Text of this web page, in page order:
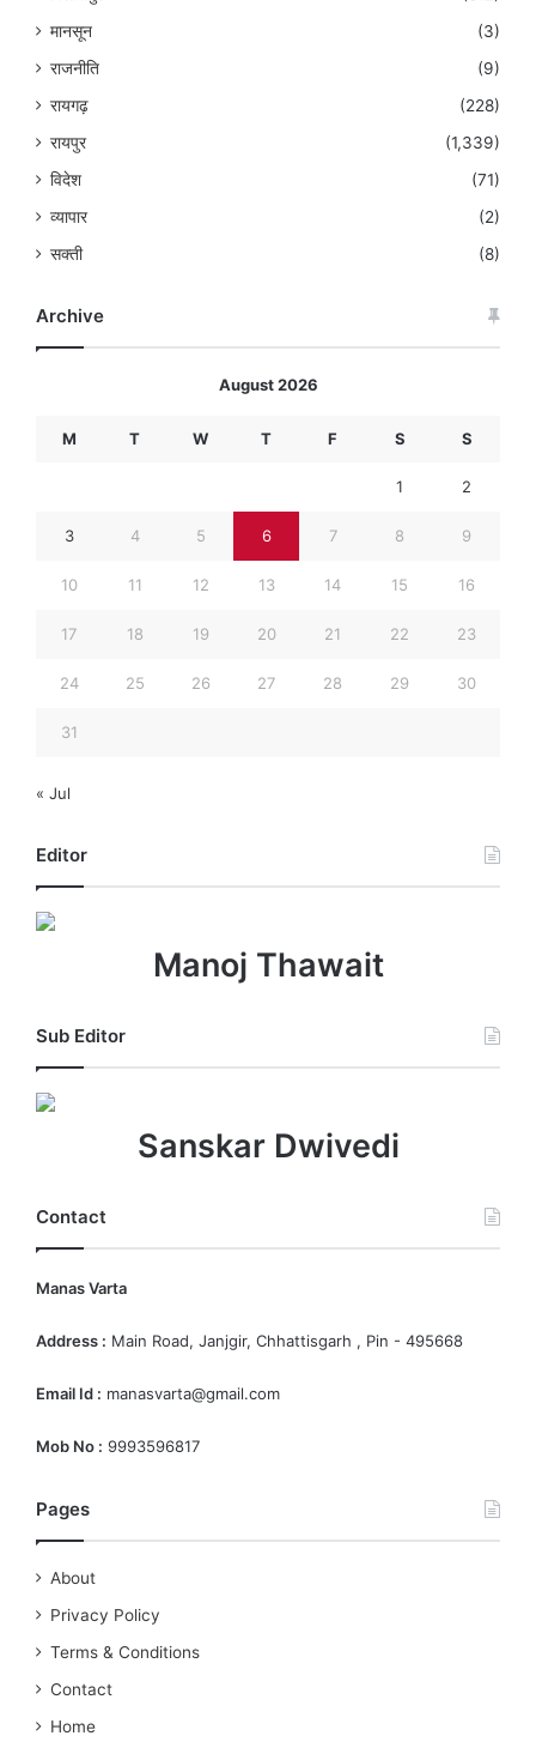
मानसून
(3)
राजनीति
(9)
रायगढ़
(228)
रायपुर
(1,339)
विदेश
(71)
व्यापार
(2)
सक्ती
(8)
Archive
August 2026
M T W T F S S
1 2
3 4 5 6 7 8 9
10 11 12 13 14 15 16
17 18 19 20 21 22 23
24 25 26 27 28 29 30
31
« Jul
Editor
Manoj Thawait
Sub Editor
Sanskar Dwivedi
Contact
Manas Varta
Address : Main Road, Janjgir, Chhattisgarh , Pin - 495668
Email Id : manasvarta@gmail.com
Mob No : 9993596817
Pages
About
Privacy Policy
Terms & Conditions
Contact
Home